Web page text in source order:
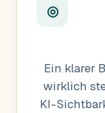
◎
Ein klarer
wirklich
KI-